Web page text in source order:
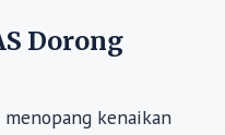
Dorong
kenaikan